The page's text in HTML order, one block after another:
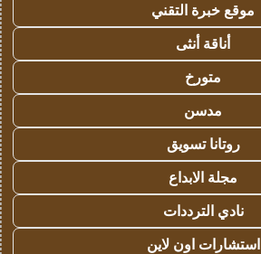
موقع خبرة التقني
أناقة أنثى
متورخ
مدسن
روتانا تسويق
مجلة الابداع
نادي الترددات
استشارات اون لاين